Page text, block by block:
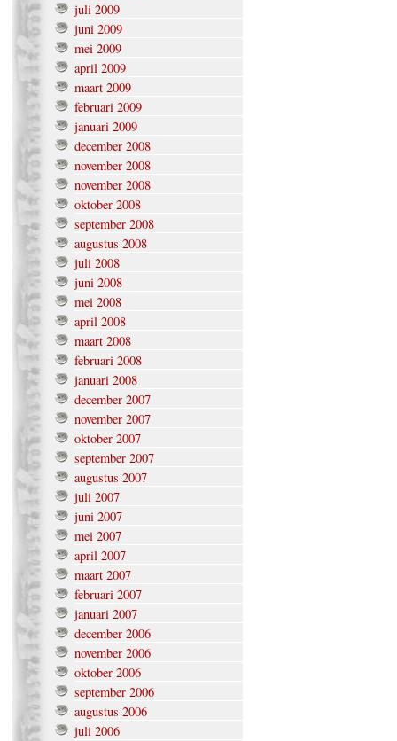
juli 2009
juni 2009
mei 2009
april 2009
maart 2009
februari 2009
januari 2009
december 2008
november 2008
november 2008
oktober 2008
september 2008
augustus 2008
juli 2008
juni 2008
mei 2008
april 2008
maart 2008
februari 2008
januari 2008
december 2007
november 2007
oktober 2007
september 2007
augustus 2007
juli 2007
juni 2007
mei 2007
april 2007
maart 2007
februari 2007
januari 2007
december 2006
november 2006
oktober 2006
september 2006
augustus 2006
juli 2006